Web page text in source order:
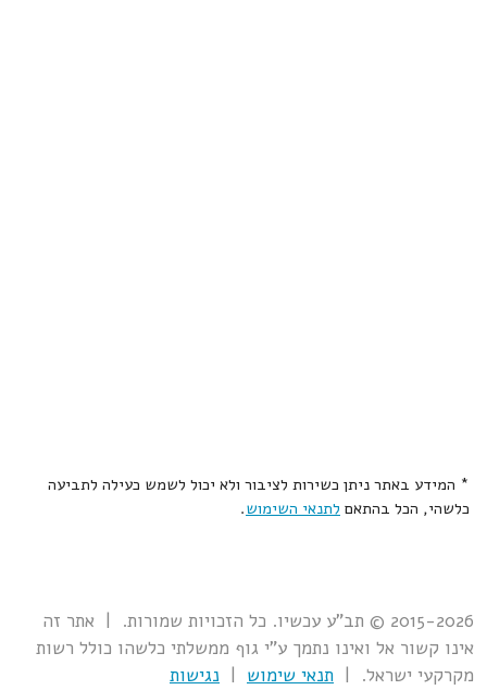
* המידע באתר ניתן כשירות לציבור ולא יכול לשמש כעילה לתביעה
כלשהי, הכל בהתאם לתנאי השימוש.
2015-2026 © תב"ע עכשיו. כל הזכויות שמורות. | אתר זה
אינו קשור אל ואינו נתמך ע"י גוף ממשלתי כלשהו כולל רשות
מקרקעי ישראל. | תנאי שימוש | נגישות